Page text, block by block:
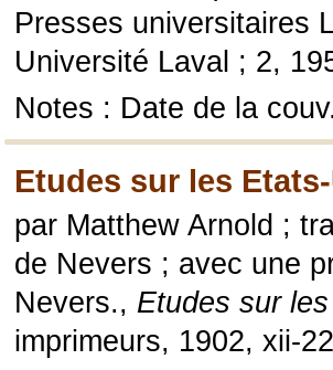
Presses universitaires
Université Laval ; 2,
Notes : Date de la
Etudes sur les
par Matthew Arnold ;
de Nevers ; avec une
Nevers., Etudes sur
imprimeurs, 1902, xii-